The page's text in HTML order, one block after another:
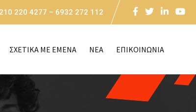
210 220 4277 – 6932 272 112
ΣΧΕΤΙΚΑ ΜΕ ΕΜΕΝΑ NEA ΕΠΙΚΟΙΝΩΝΙΑ